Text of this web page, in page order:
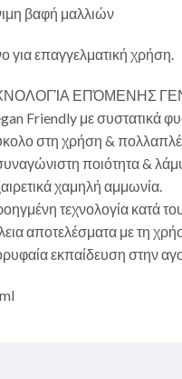
βαφή μαλλιών
για επαγγελματική χρήση.
ΕΠΌΜΕΝΗΣ
Friendly με συστατικά
στη χρήση &
ποιότητα &
χαμηλή αμμωνία.
τεχνολογία κατά
αποτελέσματα με τη
εκπαίδευση στην